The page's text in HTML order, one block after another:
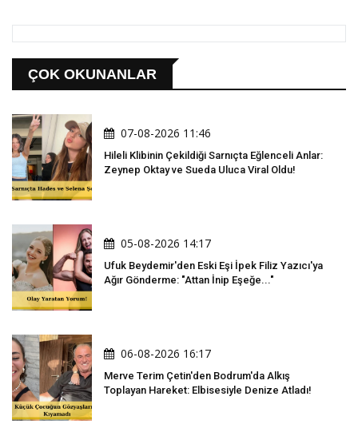
ÇOK OKUNANLAR
07-08-2026 11:46
Hileli Klibinin Çekildiği Sarnıçta Eğlenceli Anlar:
Zeynep Oktay ve Sueda Uluca Viral Oldu!
05-08-2026 14:17
Ufuk Beydemir'den Eski Eşi İpek Filiz Yazıcı'ya
Ağır Gönderme: "Attan İnip Eşeğe..."
06-08-2026 16:17
Merve Terim Çetin'den Bodrum'da Alkış
Toplayan Hareket: Elbisesiyle Denize Atladı!